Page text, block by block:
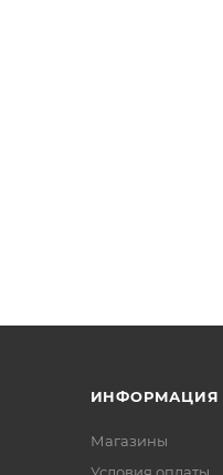
ИНФОРМАЦИЯ
Магазины